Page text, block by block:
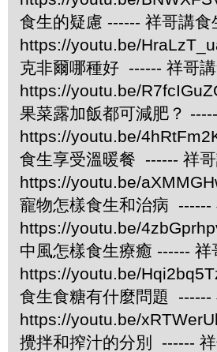
食生的疑慮 ------ 祥哥講食
https://youtu.be/
克非爾哪種好 ------ 祥哥
https://youtu.be/
果菜露加飯都可減肥？
https://youtu.be/
食生享受溫暖餐 ------ 祥
https://youtu.be/
寵物怎樣食生和治病 ------
https://youtu.be/
中風怎樣食生療癒 ------
https://youtu.be/
食生食糖有什麼問題 ------
https://youtu.be/
攪拌和搾汁的分別 ------